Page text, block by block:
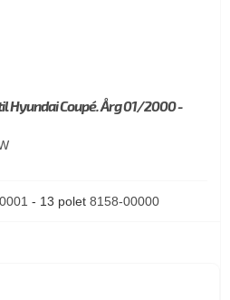
Coupé. Årg 01/2000 -
- 13 polet 8158-00000